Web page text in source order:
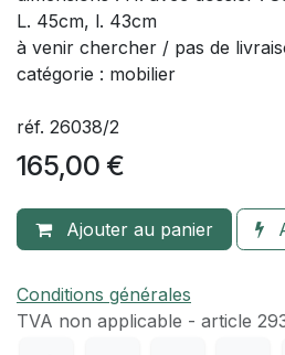
L. 45cm, l. 43cm
à venir chercher / pas de
catégorie : mobilier
réf. 26038/2
165,00 €
Ajouter au panier
Conditions générales
TVA​ non applicable - article